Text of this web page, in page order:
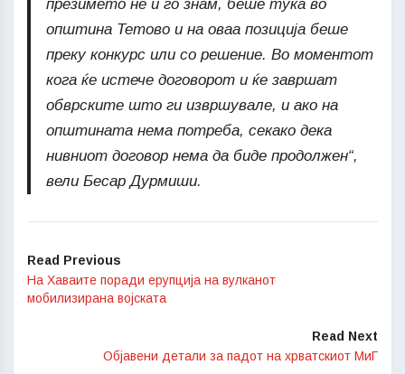
презимето не ѝ го знам, беше тука во
општина Тетово и на оваа позиција беше
преку конкурс или со решение. Во моментот
кога ќе истече договорот и ќе завршат
обврските што ги извршувале, и ако на
општината нема потреба, секако дека
нивниот договор нема да биде продолжен“,
вели Бесар Дурмиши.
Read Previous
На Хаваите поради ерупција на вулканот
мобилизирана војската
Read Next
Објавени детали за падот на хрватскиот МиГ